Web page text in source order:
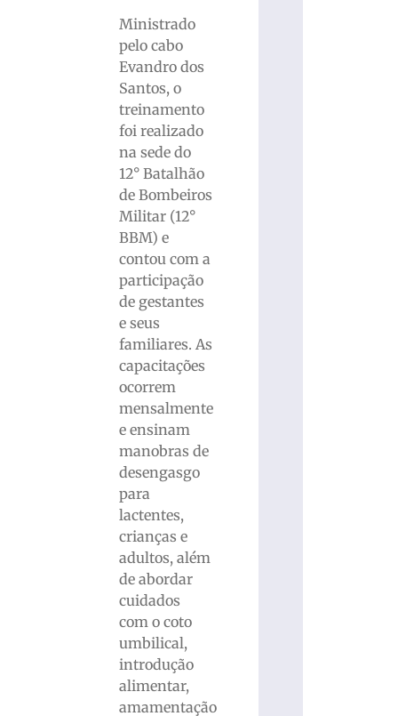
Ministrado
pelo cabo
Evandro dos
Santos, o
treinamento
foi realizado
na sede do
12° Batalhão
de Bombeiros
Militar (12°
BBM) e
contou com a
participação
de gestantes
e seus
familiares. As
capacitações
ocorrem
mensalmente
e ensinam
manobras de
desengasgo
para
lactentes,
crianças e
adultos, além
de abordar
cuidados
com o coto
umbilical,
introdução
alimentar,
amamentação